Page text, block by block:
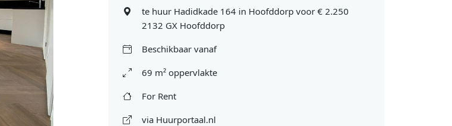
te huur Hadidkade 164 in Hoofddorp voor € 2.250
2132 GX Hoofddorp
Beschikbaar vanaf
69 m² oppervlakte
For Rent
via Huurportaal.nl